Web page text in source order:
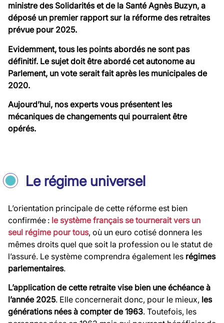
ministre des Solidarités et de la Santé Agnès Buzyn, a
déposé un premier rapport sur la réforme des retraites
prévue pour 2025.
Evidemment, tous les points abordés ne sont pas
définitif. Le sujet doit être abordé cet autonome au
Parlement, un vote serait fait après les municipales de
2020.
Aujourd’hui, nos experts vous présentent les
mécaniques de changements qui pourraient être
opérés.
Le régime universel
L’orientation principale de cette réforme est bien
confirmée : le système français se tournerait vers un
seul régime pour tous, où un euro cotisé donnera les
mêmes droits quel que soit la profession ou le statut de
l’assuré. Le système comprendra également les régimes
parlementaires.
L’application de cette retraite vise bien une échéance à
l’année 2025. Elle concernerait donc, pour le mieux, les
générations nées à compter de 1963. Toutefois, les